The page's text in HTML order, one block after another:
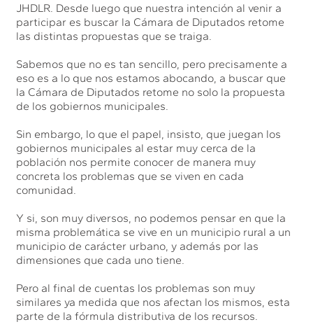
JHDLR. Desde luego que nuestra intención al venir a
participar es buscar la Cámara de Diputados retome
las distintas propuestas que se traiga.
Sabemos que no es tan sencillo, pero precisamente a
eso es a lo que nos estamos abocando, a buscar que
la Cámara de Diputados retome no solo la propuesta
de los gobiernos municipales.
Sin embargo, lo que el papel, insisto, que juegan los
gobiernos municipales al estar muy cerca de la
población nos permite conocer de manera muy
concreta los problemas que se viven en cada
comunidad.
Y si, son muy diversos, no podemos pensar en que la
misma problemática se vive en un municipio rural a un
municipio de carácter urbano, y además por las
dimensiones que cada uno tiene.
Pero al final de cuentas los problemas son muy
similares ya medida que nos afectan los mismos, esta
parte de la fórmula distributiva de los recursos.